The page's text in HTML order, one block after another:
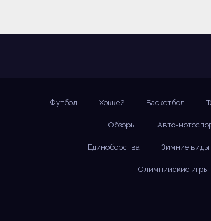
Футбол Хоккей Баскетбол
Обзоры Авто-
Единоборства Зимние виды
Олимпийские игры